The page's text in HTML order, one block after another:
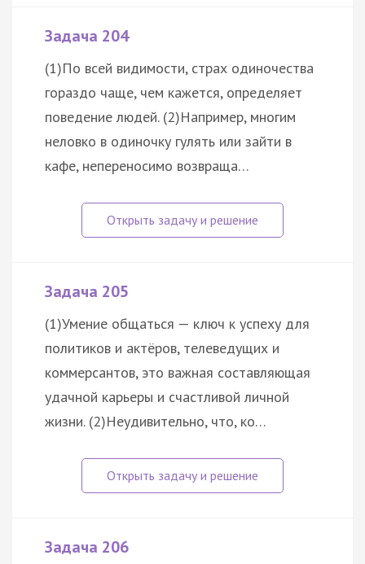
Задача 204
(1)По всей видимости, страх одиночества
гораздо чаще, чем кажется, определяет
поведение людей. (2)Например, многим
неловко в одиночку гулять или зайти в
кафе, непереносимо возвраща…
Задача 205
(1)Умение общаться — ключ к успеху для
политиков и актёров, телеведущих и
коммерсантов, это важная составляющая
удачной карьеры и счастливой личной
жизни. (2)Неудивительно, что, ко…
Задача 206